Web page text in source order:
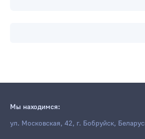
Мы находимся:
ул. Московская, 42, г. Бобруйск,